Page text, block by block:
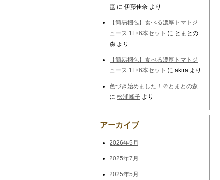
森 に 伊藤佳奈 より
【簡易梱包】食べる濃厚トマトジ
ュース 1L×6本セット に とまとの
森 より
【簡易梱包】食べる濃厚トマトジ
ュース 1L×6本セット に akira より
色づき始めました！＠とまとの森
に 松浦峰子 より
アーカイブ
2026年5月
2025年7月
2025年5月